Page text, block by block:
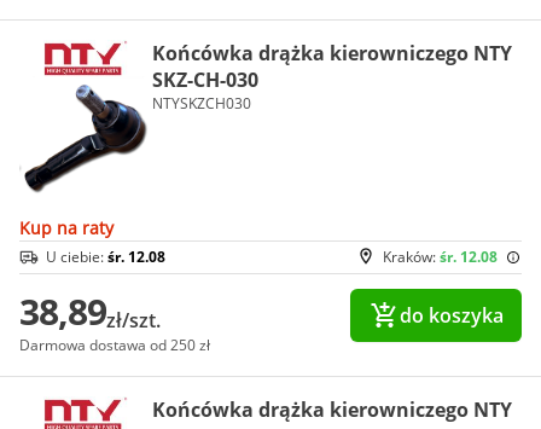
Końcówka drążka kierowniczego NTY
SKZ-CH-030
NTYSKZCH030
Kup na raty
Kraków:śr. 12.08
U ciebie:śr. 12.08
38,89zł/szt.
Darmowa dostawa od 250 zł
do koszyka
Końcówka drążka kierowniczego NTY